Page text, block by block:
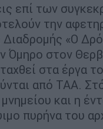
επί των
την
Διαδρομής «Ο
Όμηρο στον
στα έργα
από ΤΑΑ.
και η
πυρήνα του